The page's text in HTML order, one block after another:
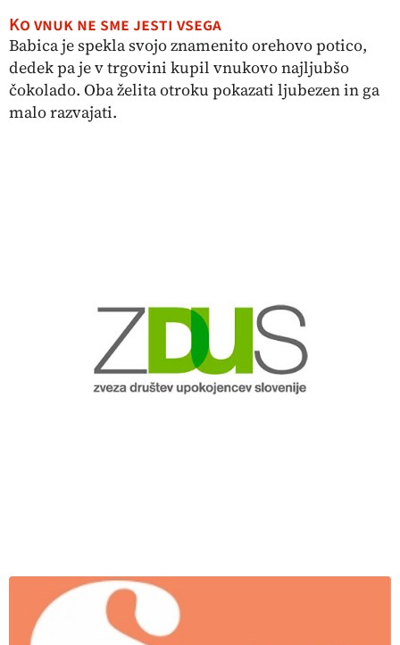
Ko vnuk ne sme jesti vsega
Babica je spekla svojo znamenito orehovo potico,
dedek pa je v trgovini kupil vnukovo najljubšo
čokolado. Oba želita otroku pokazati ljubezen in ga
malo razvajati.